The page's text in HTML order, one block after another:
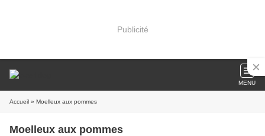
Publicité
MENU
Accueil » Moelleux aux pommes
Moelleux aux pommes